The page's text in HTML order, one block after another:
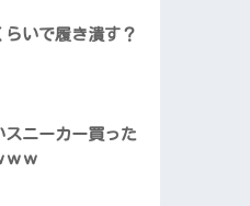
いで履き潰す？
ニーカー買った
ｗｗ